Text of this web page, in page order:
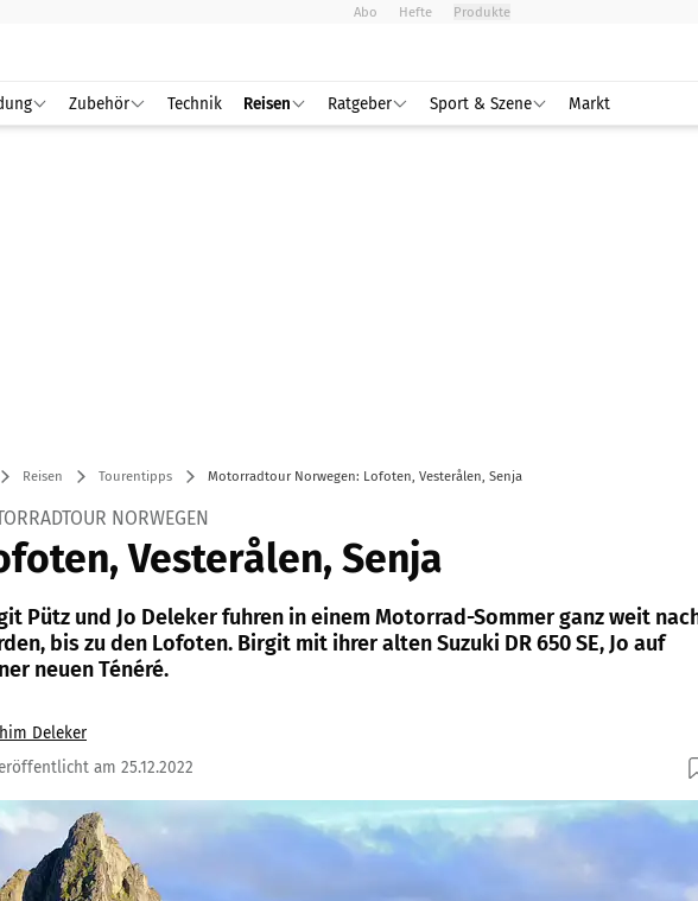
Abo Hefte Produkte
Zubehör Technik Reisen Ratgeber Sport & Szene Markt
Reisen Tourentipps Motorradtour Norwegen: Lofoten, Vesterålen, Senja
NORWEGEN
Vesterålen, Senja
Pütz und Jo Deleker fuhren in einem Motorrad-Sommer ganz weit
bis zu den Lofoten. Birgit mit ihrer alten Suzuki DR 650 SE, Jo auf
neuen Ténéré.
Deleker
am 25.12.2022